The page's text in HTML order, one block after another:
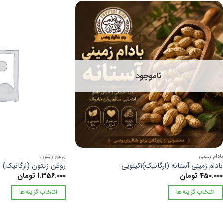
ناموجود
بادام زمینی
بادام زمینی آستانه (ارگانیک)1کیلویی
450.000 تومان
انتخاب گزینه‌ها
روغن زیتون
روغن زیتون (ارگانیک)
1.356.000 تومان
انتخاب گزینه‌ها